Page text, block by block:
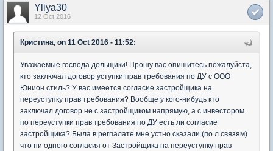
Yliya30
12 Oct 2016
Кристина, on 11 Oct 2016 - 11:52:
Уважаемые господа дольщики! Прошу вас опишитесь пожалуйста,
кто заключал договор уступки прав требования по ДУ с ООО
Юнион стиль? У вас имеется согласие застройщика на
переуступку прав требования? Вообще у кого-нибудь кто
заключал договор не с застройщиком напрямую, а с инвестором
по переуступки прав требования по ДУ есть ли согласие
застройщика? Была в регпалате мне устно сказали (по л связям)
что ни одного согласия от Застройщика на переуступку прав